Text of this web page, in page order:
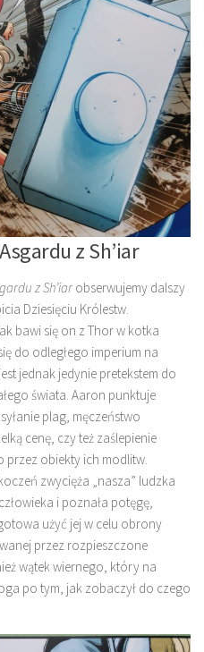
z Sh’iar
z Sh’iar obserwujemy dalszy
Dziesięciu Królestw.
bawi się on z Thor w kotka
do odległego imperium na
jednak jedynie pretekstem do
świata. Aaron punktuje
plag, męczeństwo
cenę, czy też zaślepienie
obiekty ich modlitw.
zwycięża „nasza” ludzka
i poznała potęgę,
użyć jej w celu obrony
przez rozpieszczone
wątek wiernego, który na
po tym, jak zobaczył do czego